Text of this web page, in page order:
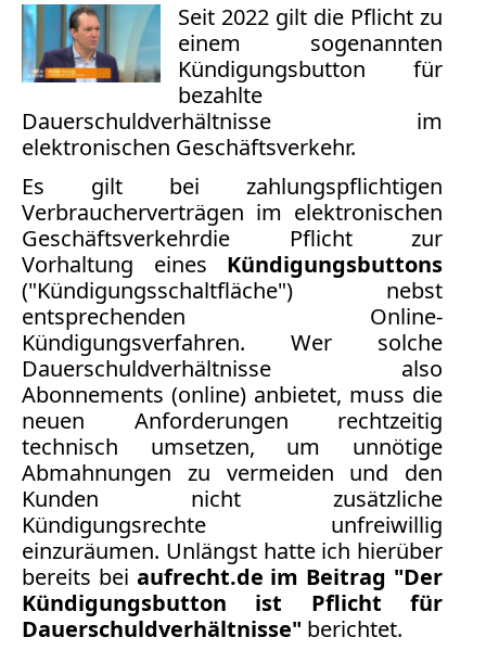
Seit 2022 gilt die Pflicht zu
einem sogenannten
Kündigungsbutton für
bezahlte
Dauerschuldverhältnisse im
elektronischen Geschäftsverkehr.
Es gilt bei zahlungspflichtigen
Verbraucherverträgen im elektronischen
Geschäftsverkehrdie Pflicht zur
Vorhaltung eines Kündigungsbuttons
("Kündigungsschaltfläche")
nebst
entsprechenden Online-
Kündigungsverfahren. Wer solche
Dauerschuldverhältnisse also
Abonnements (online) anbietet, muss die
neuen Anforderungen rechtzeitig
technisch umsetzen, um unnötige
Abmahnungen zu vermeiden und den
Kunden nicht zusätzliche
Kündigungsrechte unfreiwillig
einzuräumen. Unlängst hatte ich hierüber
bereits bei aufrecht.de im Beitrag "Der
Kündigungsbutton ist Pflicht für
Dauerschuldverhältnisse" berichtet.
Medienauftritte 2023 f.
Medienauftritte 2022
Medienauftritte 2021
Medienauftritte 2020
Medienauftritte 2019
Medienauftritte 2018
Medienauftritte 2017
Medienauftritte 2016
Medienauftritte 2015
Medienauftritte 2014
Medienauftritte 2013
Medienauftritte 2012
Medienauftritte 2011
Medienauftritte 2010